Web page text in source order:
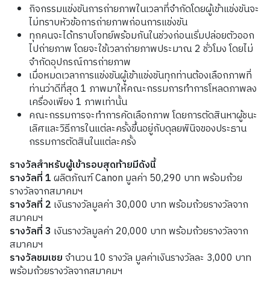
กิจกรรมแข่งขันการถ่ายภาพในเวลาที่จำกัดโดยผู้เข้าแข่งขันจะ
ไม่ทราบหัวข้อการถ่ายภาพก่อนการแข่งขัน
ทุกคนจะได้ทราบโจทย์พร้อมกันในช่วงก่อนเริ่มปล่อยตัวออก
ไปถ่ายภาพโดยจะใช้เวลาถ่ายภาพประมาณ 2 ชั่วโมงโดยไม่
จำกัดอุปกรณ์การถ่ายภาพ
เมื่อหมดเวลาการแข่งขันผู้เข้าแข่งขันทุกท่านต้องเลือกภาพที่
ท่านว่าดีที่สุด1 ภาพมาให้คณะกรรมการทำการโหลดภาพลง
เครื่องเพียง1 ภาพเท่านั้น
คณะกรรมการจะทำการคัดเลือกภาพโดยการตัดสินหาผู้ชนะ
เลิศและวิธีการในแต่ละครั้งขึ้นอยู่กับดุลยพินิจของประธาน
กรรมการตัดสินในแต่ละครั้ง
รางวัลสำหรับผู้เข้ารอบสุดท้ายมีดังนี้
รางวัลที่1ผลิตภัณฑ์ Canon มูลค่า 50,290 บาท พร้อมถ้วย
รางวัลจากสมาคมฯ
รางวัลที่ 2 เงินรางวัลมูลค่า 30,000 บาท พร้อมถ้วยรางวัลจาก
สมาคมฯ
รางวัลที่3 เงินรางวัลมูลค่า 20,000 บาท พร้อมถ้วยรางวัลจาก
สมาคมฯ
รางวัลชมเชยจำนวน 10 รางวัล มูลค่าเงินรางวัลละ 3,000 บาท
พร้อมถ้วยรางวัลจากสมาคมฯ